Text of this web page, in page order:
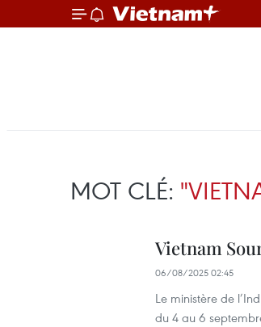
MOT CLÉ:
Vietnam
06/08/2025 02:45
Le ministère de
du 4 au 6